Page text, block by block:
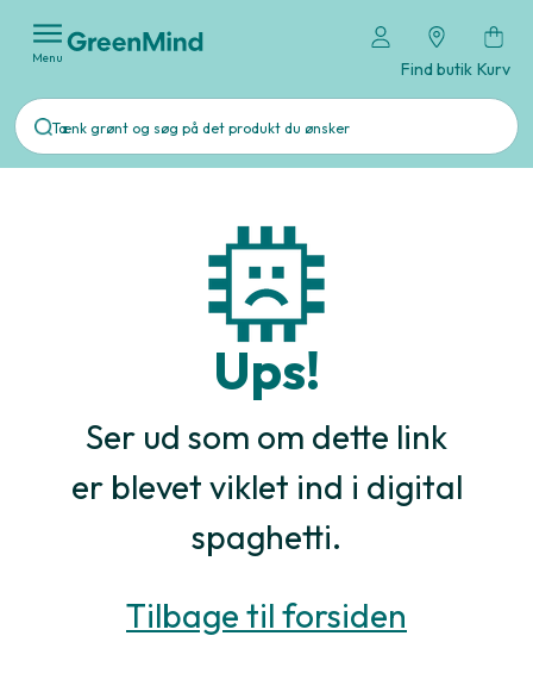
Menu
Find butik Kurv
Ups!
Ser ud som om dette link
er blevet viklet ind i digital
spaghetti.
Tilbage til forsiden